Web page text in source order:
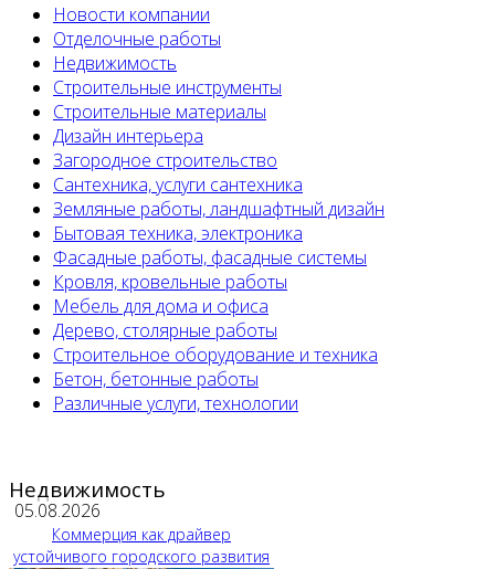
Новости компании
Отделочные работы
Недвижимость
Строительные инструменты
Строительные материалы
Дизайн интерьера
Загородное строительство
Сантехника, услуги сантехника
Земляные работы, ландшафтный дизайн
Бытовая техника, электроника
Фасадные работы, фасадные системы
Кровля, кровельные работы
Мебель для дома и офиса
Дерево, столярные работы
Строительное оборудование и техника
Бетон, бетонные работы
Различные услуги, технологии
Недвижимость
05.08.2026
Коммерция как драйвер
устойчивого городского развития